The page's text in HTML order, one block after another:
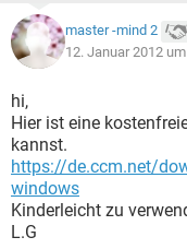
master -mind 2
12. Januar 2012
hi,
Hier ist eine
kannst.
https://de.ccm.net/
windows
Kinderleicht zu
L.G